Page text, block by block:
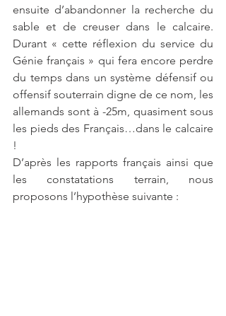
ensuite d’abandonner la recherche du
sable et de creuser dans le calcaire.
Durant « cette réflexion du service du
Génie français » qui fera encore perdre
du temps dans un système défensif ou
offensif souterrain digne de ce nom, les
allemands sont à -25m, quasiment sous
les pieds des Français…dans le calcaire
!
D’après les rapports français ainsi que
les constatations terrain, nous
proposons l’hypothèse suivante :